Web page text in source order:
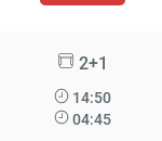
2+1
14:50
04:45